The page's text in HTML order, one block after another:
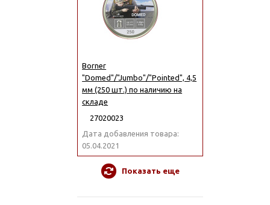
Borner
"Domed"/"Jumbo"/"Pointed", 4,5
мм (250 шт.) по наличию на
складе
27020023
Дата добавления товара:
05.04.2021
Показать еще